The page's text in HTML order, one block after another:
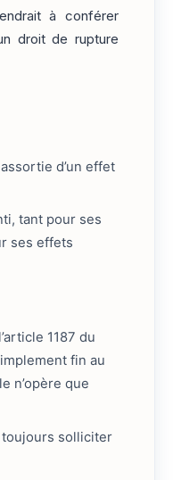
à conférer
droit de rupture
d’un effet
tant pour ses
ses effets
1187 du
fin au
n’opère que
solliciter